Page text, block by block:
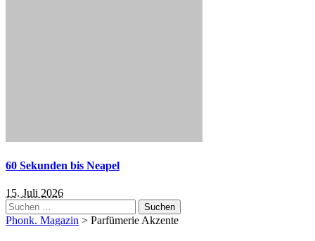
60 Sekunden bis Neapel
15. Juli 2026
Suchen
nach:
Phonk. Magazin > Parfümerie Akzente